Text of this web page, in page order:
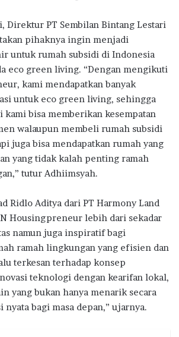
Direktur PT Sembilan Bintang Lestari
pihaknya ingin menjadi
untuk rumah subsidi di Indonesia
eco green living. “Dengan mengikuti
kami mendapatkan banyak
untuk eco green living, sehingga
kami bisa memberikan kesempatan
walaupun membeli rumah subsidi
juga bisa mendapatkan rumah yang
yang tidak kalah penting ramah
tutur Adhiimsyah.
Ridlo Aditya dari PT Harmony Land
Housingpreneur lebih dari sekadar
namun juga inspiratif bagi
ramah lingkungan yang efisien dan
terkesan terhadap konsep
teknologi dengan kearifan lokal,
yang bukan hanya menarik secara
nyata bagi masa depan,” ujarnya.